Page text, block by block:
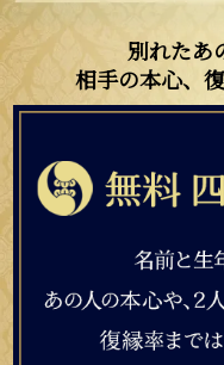
別れたあ
相手の本心、